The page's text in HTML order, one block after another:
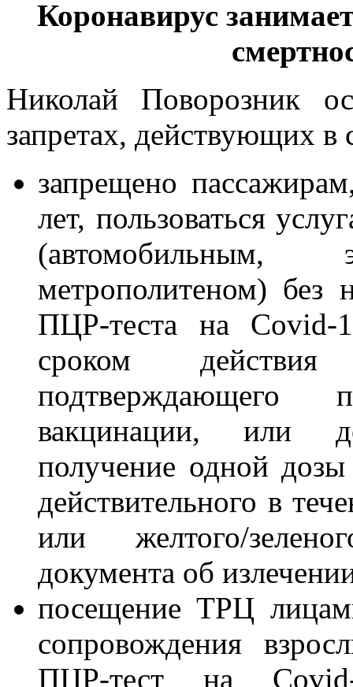
Коронавирус
Николай Поворозник
запретах, действующих в
запрещено
лет, пользоваться
метрополитеном) без
ПЦР-теста на Covid-
сроком
подтверждающего
вакцинации, или
получение одной
действительного в
или желтого/
документа об
посещение ТРЦ
сопровождения
ПЦР-тест на